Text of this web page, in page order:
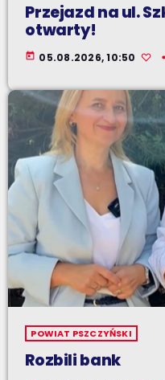
Przejazd na ul.
otwarty!
today 05.08.2026, 10:50
POWIAT PSZCZYŃSKI
Rozbili bank